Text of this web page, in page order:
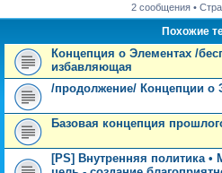
2 сообщения •
Похожие
Концепция о Элементах /
избавляющая
/продолжение/ Концепции о
Базовая концепция
[PS] Внутренняя политика •